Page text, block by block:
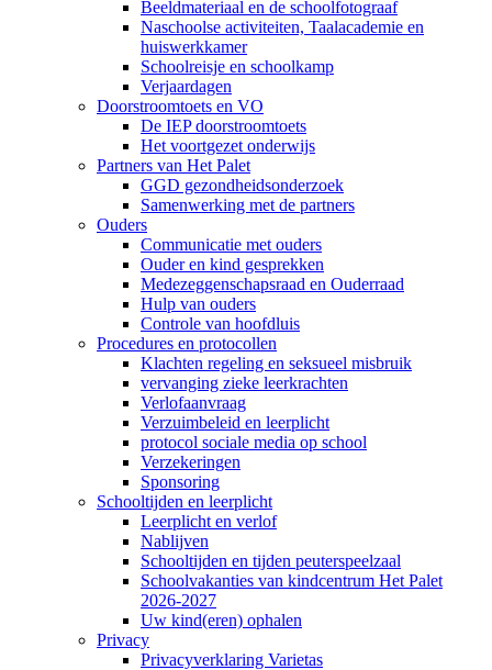
Beeldmateriaal en de schoolfotograaf
Naschoolse activiteiten, Taalacademie en
huiswerkkamer
Schoolreisje en schoolkamp
Verjaardagen
Doorstroomtoets en VO
De IEP doorstroomtoets
Het voortgezet onderwijs
Partners van Het Palet
GGD gezondheidsonderzoek
Samenwerking met de partners
Ouders
Communicatie met ouders
Ouder en kind gesprekken
Medezeggenschapsraad en Ouderraad
Hulp van ouders
Controle van hoofdluis
Procedures en protocollen
Klachten regeling en seksueel misbruik
vervanging zieke leerkrachten
Verlofaanvraag
Verzuimbeleid en leerplicht
protocol sociale media op school
Verzekeringen
Sponsoring
Schooltijden en leerplicht
Leerplicht en verlof
Nablijven
Schooltijden en tijden peuterspeelzaal
Schoolvakanties van kindcentrum Het Palet
2026-2027
Uw kind(eren) ophalen
Privacy
Privacyverklaring Varietas